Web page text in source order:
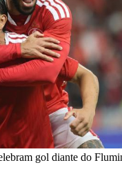
gol diante do